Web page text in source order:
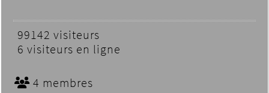
99142 visiteurs
6 visiteurs en ligne
4 membres